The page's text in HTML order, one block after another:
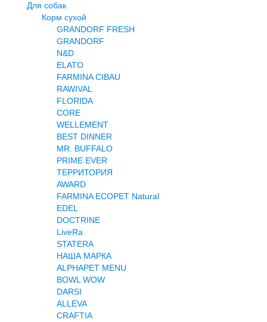
Аквариумистика
Террариумистика
Вет аптека
Контакты
Для собак
Корм сухой
GRANDORF FRESH
GRANDORF
N&D
ELATO
FARMINA CIBAU
RAWIVAL
FLORIDA
CORE
WELLEMENT
BEST DINNER
MR. BUFFALO
PRIME EVER
ТЕРРИТОРИЯ
AWARD
FARMINA ECOPET Natural
EDEL
DOCTRINE
LiveRa
STATERA
НАША МАРКА
ALPHAPET MENU
BOWL WOW
DARSI
ALLEVA
CRAFTIA